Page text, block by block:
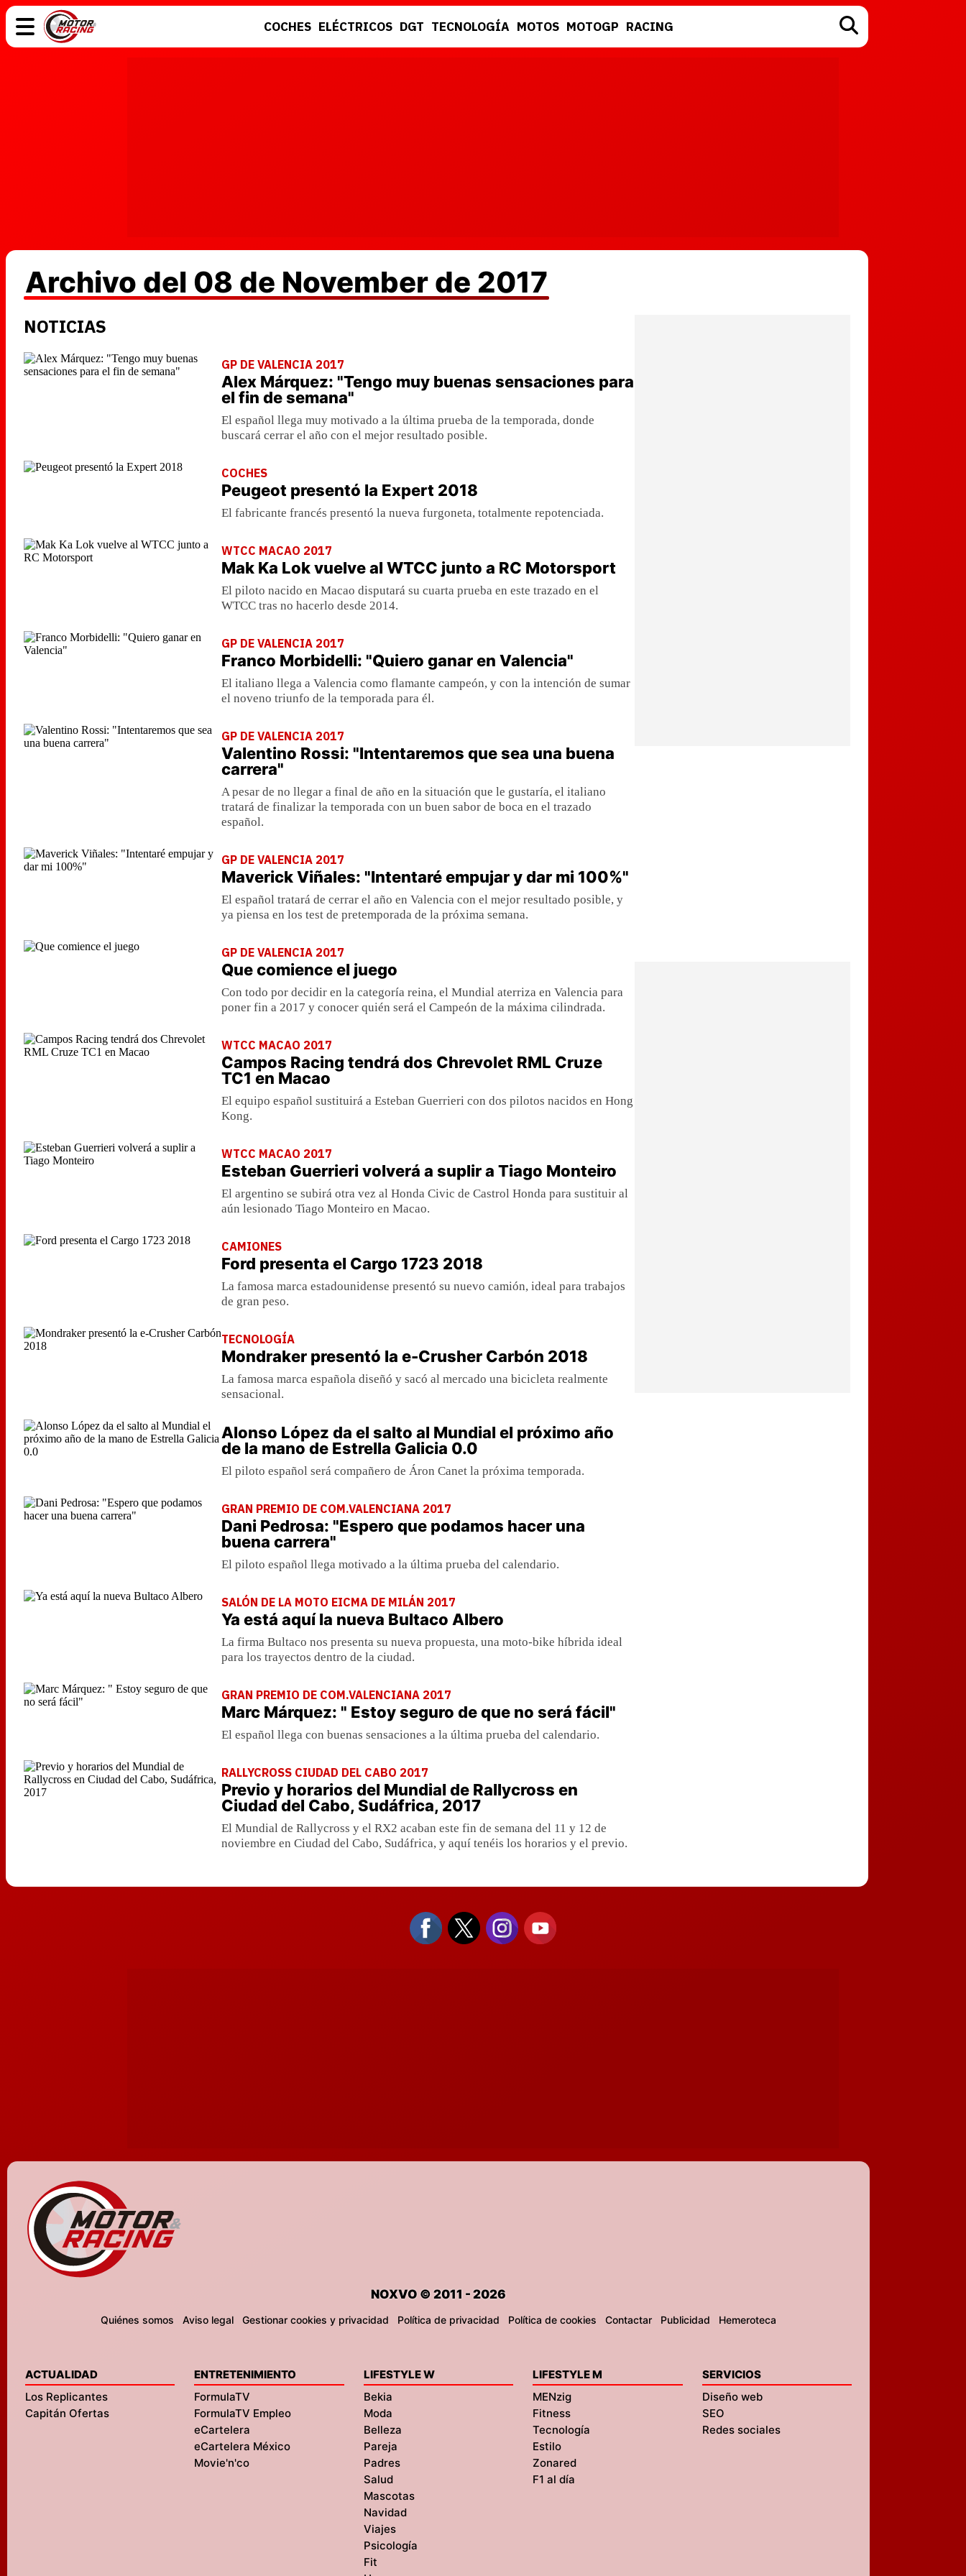
COCHES ELÉCTRICOS DGT TECNOLOGÍA MOTOS MOTOGP RACING
Archivo del 08 de November de 2017
NOTICIAS
GP DE VALENCIA 2017
Alex Márquez: "Tengo muy buenas sensaciones para
el fin de semana"
El español llega muy motivado a la última prueba de la temporada, donde
buscará cerrar el año con el mejor resultado posible.
COCHES
Peugeot presentó la Expert 2018
El fabricante francés presentó la nueva furgoneta, totalmente repotenciada.
WTCC MACAO 2017
Mak Ka Lok vuelve al WTCC junto a RC Motorsport
El piloto nacido en Macao disputará su cuarta prueba en este trazado en el
WTCC tras no hacerlo desde 2014.
GP DE VALENCIA 2017
Franco Morbidelli: "Quiero ganar en Valencia"
El italiano llega a Valencia como flamante campeón, y con la intención de sumar
el noveno triunfo de la temporada para él.
GP DE VALENCIA 2017
Valentino Rossi: "Intentaremos que sea una buena
carrera"
A pesar de no llegar a final de año en la situación que le gustaría, el italiano
tratará de finalizar la temporada con un buen sabor de boca en el trazado
español.
GP DE VALENCIA 2017
Maverick Viñales: "Intentaré empujar y dar mi 100%"
El español tratará de cerrar el año en Valencia con el mejor resultado posible, y
ya piensa en los test de pretemporada de la próxima semana.
GP DE VALENCIA 2017
Que comience el juego
Con todo por decidir en la categoría reina, el Mundial aterriza en Valencia para
poner fin a 2017 y conocer quién será el Campeón de la máxima cilindrada.
WTCC MACAO 2017
Campos Racing tendrá dos Chrevolet RML Cruze
TC1 en Macao
El equipo español sustituirá a Esteban Guerrieri con dos pilotos nacidos en Hong
Kong.
WTCC MACAO 2017
Esteban Guerrieri volverá a suplir a Tiago Monteiro
El argentino se subirá otra vez al Honda Civic de Castrol Honda para sustituir al
aún lesionado Tiago Monteiro en Macao.
CAMIONES
Ford presenta el Cargo 1723 2018
La famosa marca estadounidense presentó su nuevo camión, ideal para trabajos
de gran peso.
TECNOLOGÍA
Mondraker presentó la e-Crusher Carbón 2018
La famosa marca española diseñó y sacó al mercado una bicicleta realmente
sensacional.
Alonso López da el salto al Mundial el próximo año
de la mano de Estrella Galicia 0.0
El piloto español será compañero de Áron Canet la próxima temporada.
GRAN PREMIO DE COM.VALENCIANA 2017
Dani Pedrosa: "Espero que podamos hacer una
buena carrera"
El piloto español llega motivado a la última prueba del calendario.
SALÓN DE LA MOTO EICMA DE MILÁN 2017
Ya está aquí la nueva Bultaco Albero
La firma Bultaco nos presenta su nueva propuesta, una moto-bike híbrida ideal
para los trayectos dentro de la ciudad.
GRAN PREMIO DE COM.VALENCIANA 2017
Marc Márquez: " Estoy seguro de que no será fácil"
El español llega con buenas sensaciones a la última prueba del calendario.
RALLYCROSS CIUDAD DEL CABO 2017
Previo y horarios del Mundial de Rallycross en
Ciudad del Cabo, Sudáfrica, 2017
El Mundial de Rallycross y el RX2 acaban este fin de semana del 11 y 12 de
noviembre en Ciudad del Cabo, Sudáfrica, y aquí tenéis los horarios y el previo.
NOXVO © 2011 - 2026
Quiénes somos Aviso legal Gestionar cookies y privacidad Política de privacidad Política de cookies Contactar Publicidad Hemeroteca
ACTUALIDAD
Los Replicantes
Capitán Ofertas
ENTRETENIMIENTO
FormulaTV
FormulaTV Empleo
eCartelera
eCartelera México
Movie'n'co
LIFESTYLE W
Bekia
Moda
Belleza
Pareja
Padres
Salud
Mascotas
Navidad
Viajes
Psicología
Fit
LIFESTYLE M
MENzig
Fitness
Tecnología
Estilo
Zonared
F1 al día
SERVICIOS
Diseño web
SEO
Redes sociales